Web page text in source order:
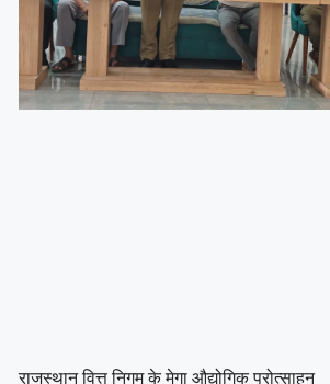
राजस्थान वित्त निगम के मेगा औद्योगिक प्रोत्साहन